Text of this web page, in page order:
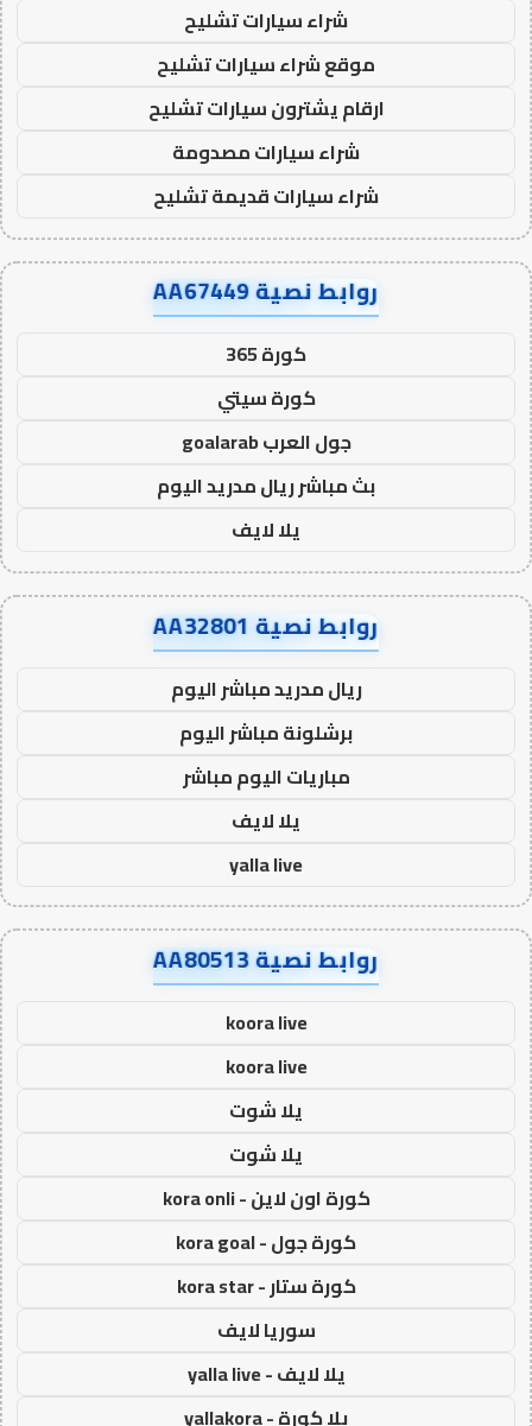
شراء سيارات تشليح
موقع شراء سيارات تشليح
ارقام يشترون سيارات تشليح
شراء سيارات مصدومة
شراء سيارات قديمة تشليح
روابط نصية AA67449
كورة 365
كورة سيتي
جول العرب goalarab
بث مباشر ريال مدريد اليوم
يلا لايف
روابط نصية AA32801
ريال مدريد مباشر اليوم
برشلونة مباشر اليوم
مباريات اليوم مباشر
يلا لايف
yalla live
روابط نصية AA80513
koora live
koora live
يلا شوت
يلا شوت
كورة اون لاين - kora onli
كورة جول - kora goal
كورة ستار - kora star
سوريا لايف
يلا لايف - yalla live
يلا كورة - yallakora